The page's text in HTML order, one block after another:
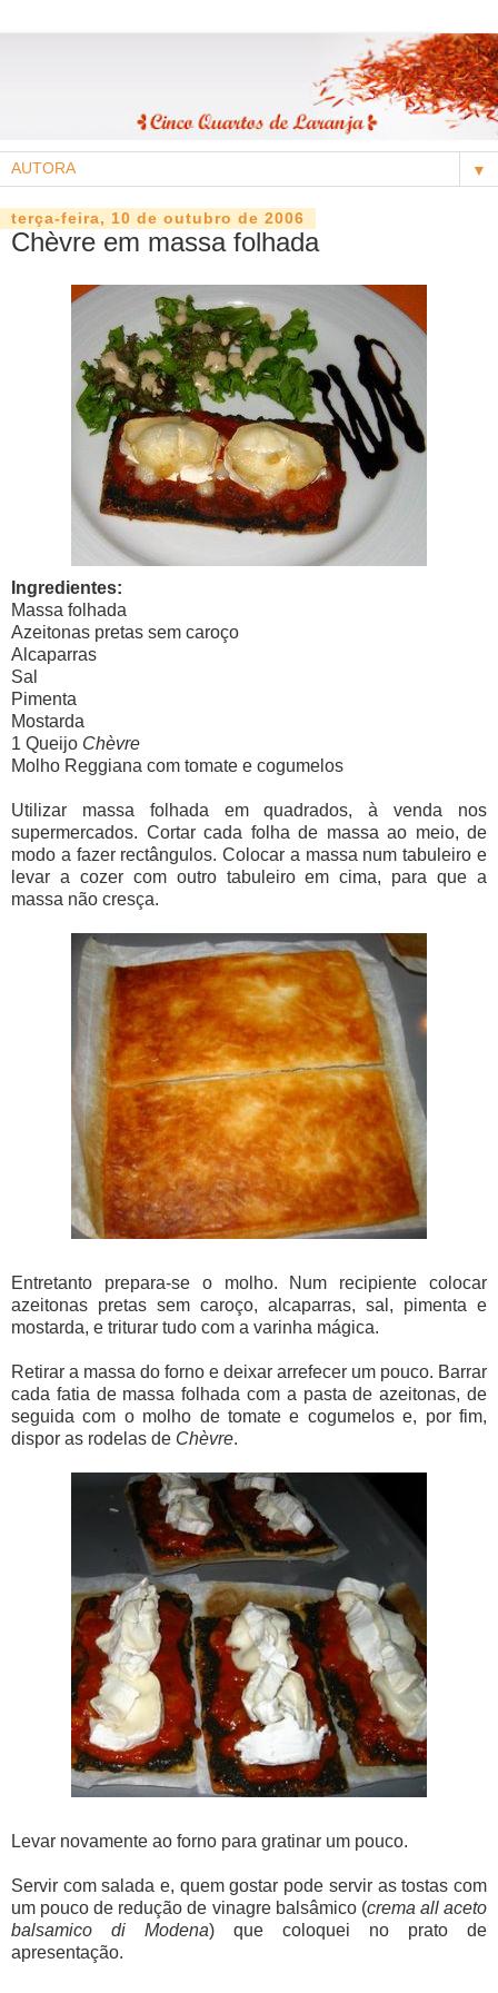
▼
terça-feira, 10 de outubro de 2006
Chèvre em massa folhada
Ingredientes:
Massa folhada
Azeitonas pretas sem caroço
Alcaparras
Sal
Pimenta
Mostarda
1 Queijo Chèvre
Molho Reggiana com tomate e cogumelos
Utilizar massa folhada em quadrados, à venda nos
supermercados. Cortar cada folha de massa ao meio, de
modo a fazer rectângulos. Colocar a massa num tabuleiro e
levar a cozer com outro tabuleiro em cima, para que a
massa não cresça.
Entretanto prepara-se o molho. Num recipiente colocar
azeitonas pretas sem caroço, alcaparras, sal, pimenta e
mostarda, e triturar tudo com a varinha mágica.
Retirar a massa do forno e deixar arrefecer um pouco. Barrar
cada fatia de massa folhada com a pasta de azeitonas, de
seguida com o molho de tomate e cogumelos e, por fim,
dispor as rodelas de Chèvre.
Levar novamente ao forno para gratinar um pouco.
Servir com salada e, quem gostar pode servir as tostas com
um pouco de redução de vinagre balsâmico (crema all aceto
balsamico di Modena) que coloquei no prato de
apresentação.